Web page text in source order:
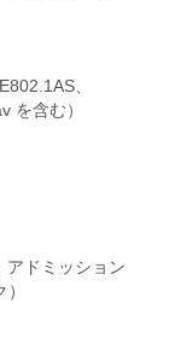
、
を含む）
アドミッション